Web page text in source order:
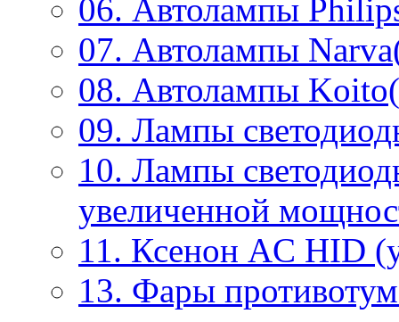
06. Автолампы
07. Автолампы
08. Автолампы
09. Лампы
10. Лампы
увеличенной
11. Ксенон AC HID
13. Фары